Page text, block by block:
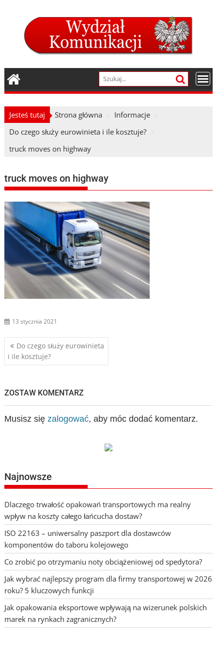
Jesteś tutaj Strona główna
Informacje
Do czego służy eurowinieta i ile kosztuje?
truck moves on highway
truck moves on highway
13 stycznia 2021
Nawigacja
wpisu
Do czego służy eurowinieta
i ile kosztuje?
ZOSTAW KOMENTARZ
Musisz się zalogować, aby móc dodać komentarz.
Najnowsze
Dlaczego trwałość opakowań transportowych ma realny
wpływ na koszty całego łańcucha dostaw?
ISO 22163 – uniwersalny paszport dla dostawców
komponentów do taboru kolejowego
Co zrobić po otrzymaniu noty obciążeniowej od spedytora?
Jak wybrać najlepszy program dla firmy transportowej w 2026
roku? 5 kluczowych funkcji
Jak opakowania eksportowe wpływają na wizerunek polskich
marek na rynkach zagranicznych?